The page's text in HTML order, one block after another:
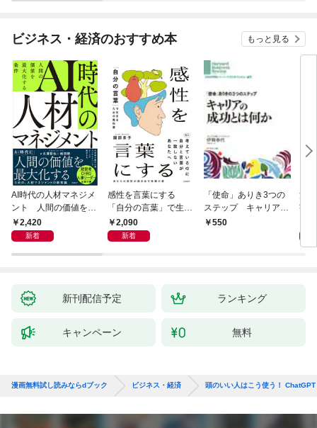
ビジネス・経済のおすすめ本 もっと見る
AI時代の人材マネジメ
ント 人間の価値を最
大化する条件
2,420
新着
感性を言葉にする
「自分の言葉」で生き
るための教科書
2,090
新着
「使命」ありき3つの
ステップ キャリアの
成功とは何か
550
決
字
「
ト」
新刊配信予定 ランキング
キャンペーン 無料
漫画無料試し読みならdブック ビジネス・経済 頭のいい人はこう使う！